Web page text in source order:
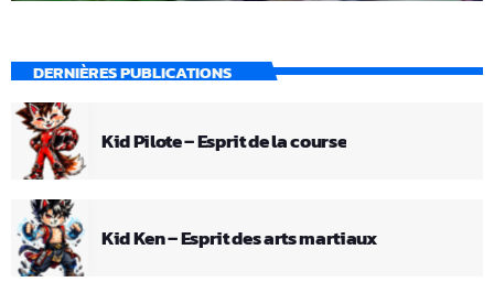
DERNIÈRES PUBLICATIONS
Kid Pilote – Esprit de la course
Kid Ken – Esprit des arts martiaux